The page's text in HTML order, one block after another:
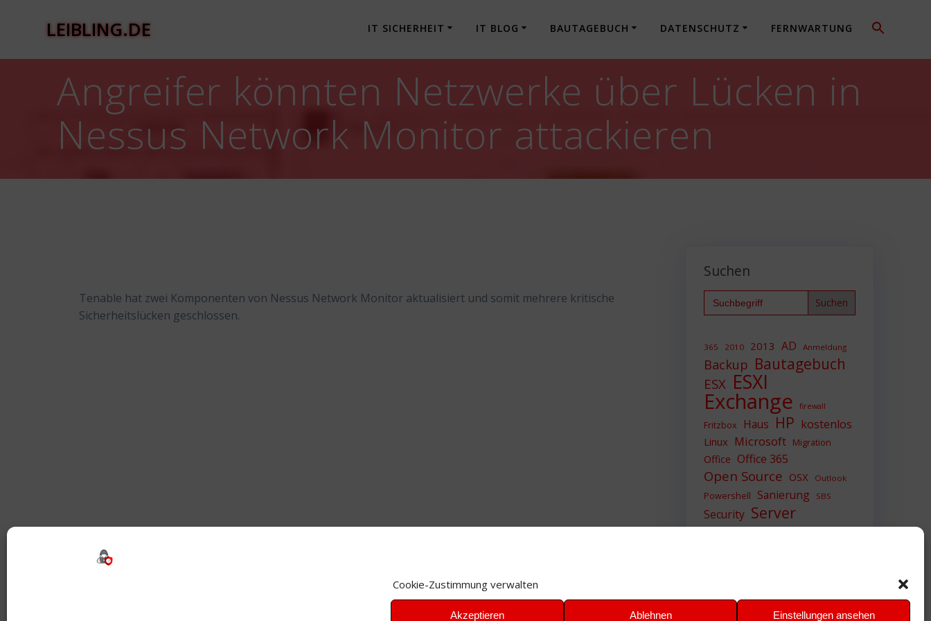
Cookie-Zustimmung verwalten
Akzeptieren Ablehnen Einstellungen ansehen
LEIBLING.DE IT SICHERHEIT IT BLOG BAUTAGEBUCH DATENSCHUTZ FERNWARTUNG
Angreifer könnten Netzwerke über Lücken in
Nessus Network Monitor attackieren
Tenable hat zwei Komponenten von Nessus Network Monitor aktualisiert und somit mehrere kritische
Sicherheitslücken geschlossen.
Suchen
Search
for:
365 2010 2013 AD Anmeldung
Backup Bautagebuch
ESX ESXI
Exchange firewall
Fritzbox Haus HP kostenlos
Linux Microsoft Migration
Office Office 365
Open Source OSX Outlook
Powershell Sanierung SBS
Security Server
Sicherheit SIEM
VMWare VPN WAZUH